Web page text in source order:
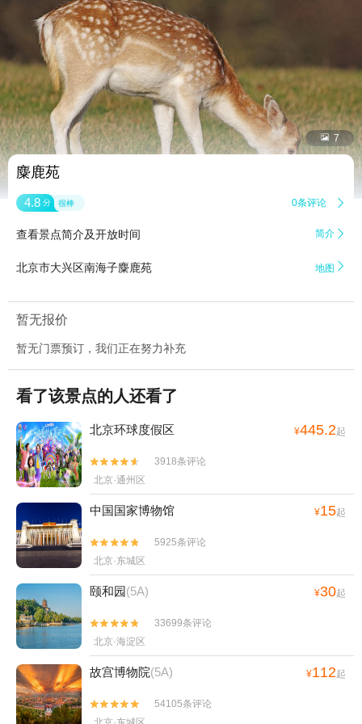
 7
麋鹿苑
4.8 分 很棒 0条评论 
查看景点简介及开放时间 简介 
北京市大兴区南海子麋鹿苑 地图 
暂无报价
暂无门票预订，我们正在努力补充
看了该景点的人还看了
北京环球度假区 ¥445.2起


3918条评论
北京·通州区
中国国家博物馆 ¥15起


5925条评论
北京·东城区
颐和园(5A) ¥30起


33699条评论
北京·海淀区
故宫博物院(5A) ¥112起


54105条评论